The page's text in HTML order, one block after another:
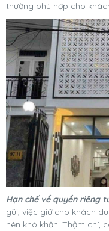
thường phù hợp cho
Hạn chế về quyền riêng
gũi, việc giữ cho khách
nên khó khăn. Thậm chí,